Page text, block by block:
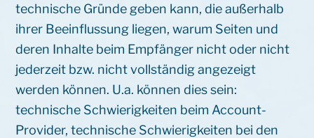
technische Gründe geben kann, die außerhalb
ihrer Beeinflussung liegen, warum Seiten und
deren Inhalte beim Empfänger nicht oder nicht
jederzeit bzw. nicht vollständig angezeigt
werden können. U.a. können dies sein:
technische Schwierigkeiten beim Account-
Provider, technische Schwierigkeiten bei den